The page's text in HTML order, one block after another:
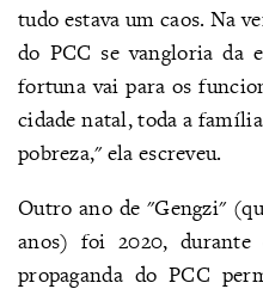
tudo estava um caos. Na
do PCC se vangloria da
fortuna vai para os
cidade natal, toda a
pobreza," ela escreveu.
Outro ano de "Gengzi"
anos) foi 2020,
propaganda do PCC